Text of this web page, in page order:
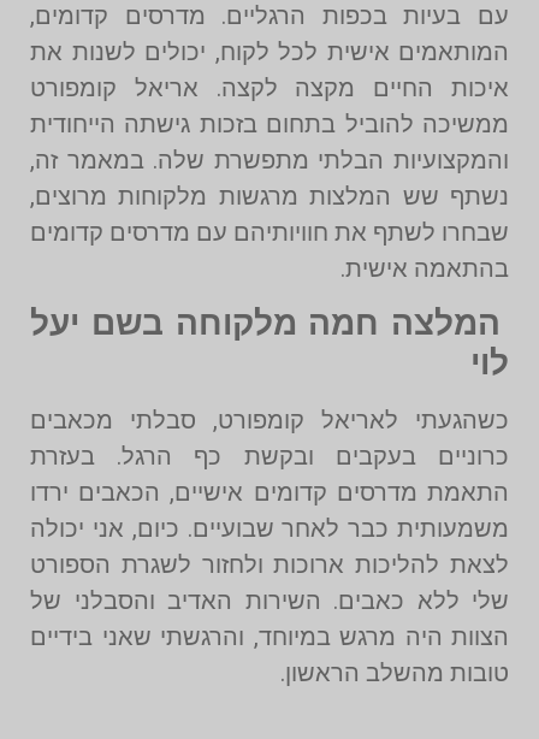
עם בעיות בכפות הרגליים. מדרסים קדומים,
המותאמים אישית לכל לקוח, יכולים לשנות את
איכות החיים מקצה לקצה. אריאל קומפורט
ממשיכה להוביל בתחום בזכות גישתה הייחודית
והמקצועיות הבלתי מתפשרת שלה. במאמר זה,
נשתף שש המלצות מרגשות מלקוחות מרוצים,
שבחרו לשתף את חוויותיהם עם מדרסים קדומים
בהתאמה אישית.
המלצה חמה מלקוחה בשם יעל
לוי
כשהגעתי לאריאל קומפורט, סבלתי מכאבים
כרוניים בעקבים ובקשת כף הרגל. בעזרת
התאמת מדרסים קדומים אישיים, הכאבים ירדו
משמעותית כבר לאחר שבועיים. כיום, אני יכולה
לצאת להליכות ארוכות ולחזור לשגרת הספורט
שלי ללא כאבים. השירות האדיב והסבלני של
הצוות היה מרגש במיוחד, והרגשתי שאני בידיים
טובות מהשלב הראשון.